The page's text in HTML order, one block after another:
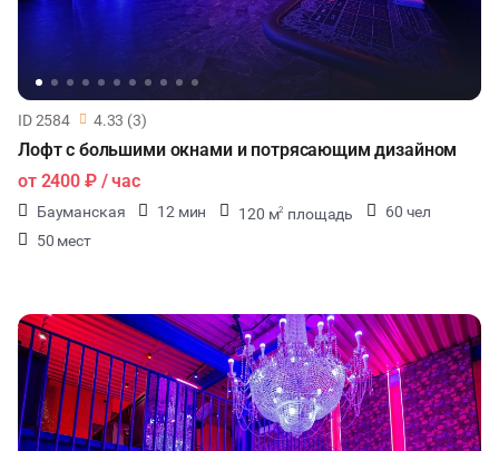
ID 2584 4.33 (3)
Лофт с большими окнами и потрясающим дизайном
от 2400 ₽/ час
Бауманская 12 мин 120 м2 площадь
60 чел
50 мест